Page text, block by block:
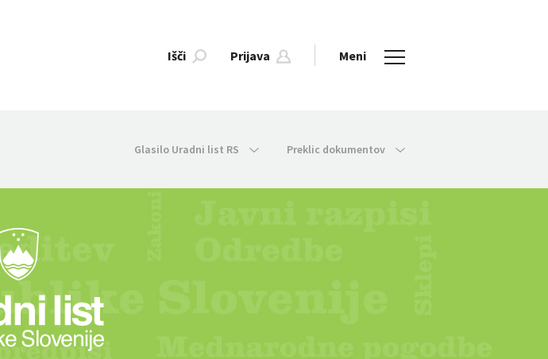
Išči Prijava Meni
Glasilo Uradni list RS Preklic dokumentov